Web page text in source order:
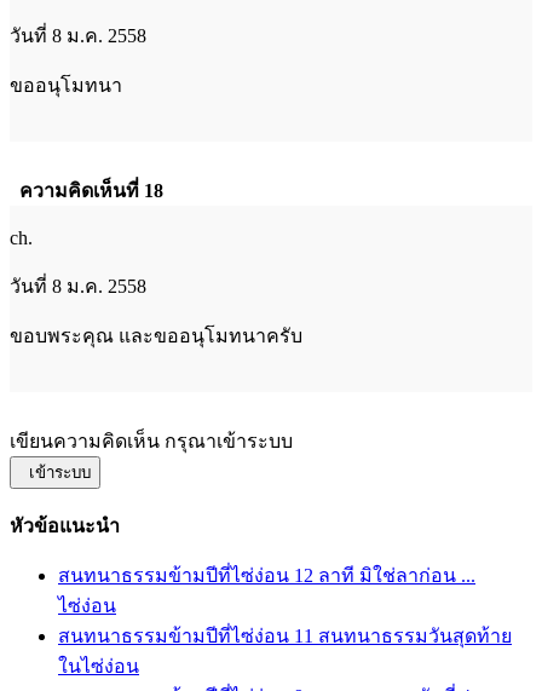
วันที่ 8 ม.ค. 2558
ขออนุโมทนา
ความคิดเห็นที่ 18
ch.
วันที่ 8 ม.ค. 2558
ขอบพระคุณ และขออนุโมทนาครับ
เขียนความคิดเห็น กรุณาเข้าระบบ
เข้าระบบ
หัวข้อแนะนำ
สนทนาธรรมข้ามปีที่ไซ่ง่อน 12 ลาที มิใช่ลาก่อน ...
ไซ่ง่อน
สนทนาธรรมข้ามปีที่ไซ่ง่อน 11 สนทนาธรรมวันสุดท้าย
ในไซ่ง่อน